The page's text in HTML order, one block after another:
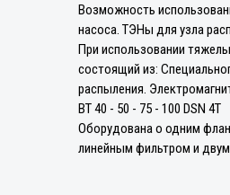
Возможность
насоса. ТЭНы для узла
При использовании
состоящий из:
распыления.
BT 40 - 50 - 75 - 100 DSN 4T
Оборудована о одним
линейным фильтром и